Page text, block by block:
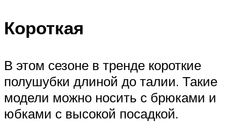
Короткая
В этом сезоне в тренде короткие
полушубки длиной до талии. Такие
модели можно носить с брюками и
юбками с высокой посадкой.